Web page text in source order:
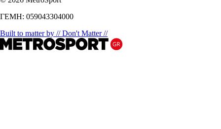
ΓΕΜΗ: 059043304000
Built to matter by // Don't Matter //